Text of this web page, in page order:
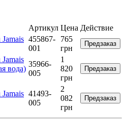
Артикул Цена Действие
455867-
001
765
грн
Предзаказ
вода)
35966-
005
1
820
грн
Предзаказ
41493-
005
2
082
грн
Предзаказ